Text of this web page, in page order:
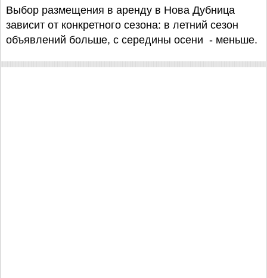
Выбор размещения в аренду в Нова Дубница
зависит от конкретного сезона: в летний сезон
объявлений больше, с середины осени - меньше.